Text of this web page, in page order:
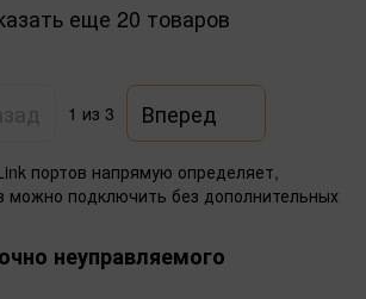
еще 20 товаров
1 из 3 Вперед
портов напрямую определяет,
можно подключить без дополнительных
неуправляемого